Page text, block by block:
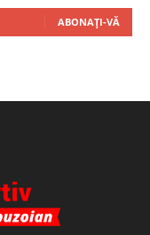
ABONAȚI-VĂ